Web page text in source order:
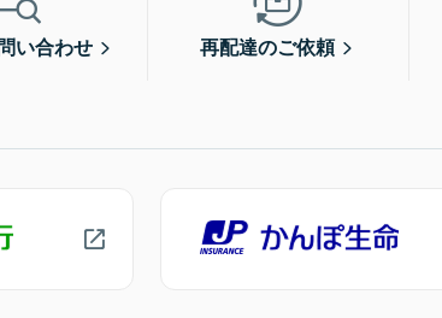
い合わせ 再配達のご依頼